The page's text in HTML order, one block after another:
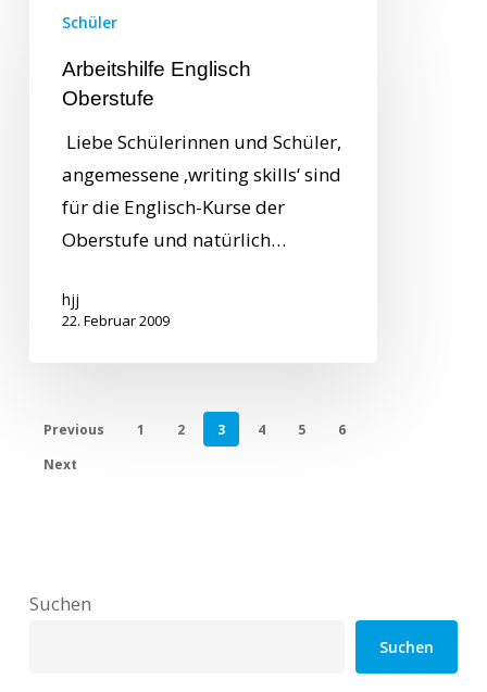
Schüler
Arbeitshilfe Englisch
Oberstufe
Liebe Schülerinnen und Schüler,
angemessene ‚writing skills‘ sind
für die Englisch-Kurse der
Oberstufe und natürlich…
hjj
22. Februar 2009
Previous 1 2 3 4 5
6
Next
Suchen
Suchen